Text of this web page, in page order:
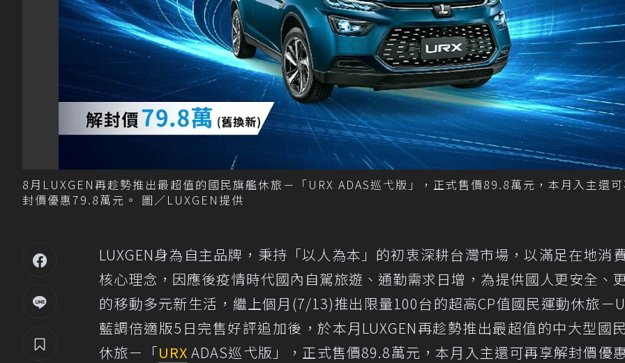
8月LUXGEN再趁勢推出最超值的國民旗艦休旅－「URX ADAS巡弋版」，正式售價89.8萬元，本月入主還
封價優惠79.8萬元。 圖／LUXGEN提供
LUXGEN身為自主品牌，秉持「以人為本」的初衷深耕台灣市場，以滿足在地消
核心理念，因應後疫情時代國內自駕旅遊、通勤需求日增，為提供國人更安全、
的移動多元新生活，繼上個月(7/13)推出限量100台的超高CP值國民運動休旅－
藍調倍適版5日完售好評追加後，於本月LUXGEN再趁勢推出最超值的中大型國
休旅－「URX ADAS巡弋版」，正式售價89.8萬元，本月入主還可再享解封價優